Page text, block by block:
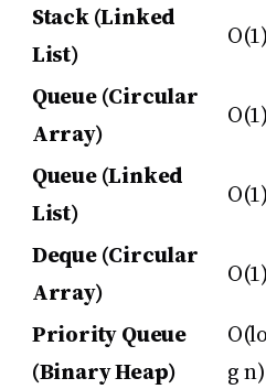
Stack (Linked
List)
O(1)
Queue (Circular
Array)
O(1)
Queue (Linked
List)
O(1)
Deque (Circular
Array)
O(1)
Priority Queue
(Binary Heap)
O(lo
g n)